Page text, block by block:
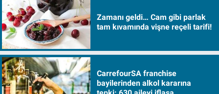
Zamanı geldi… Cam gibi parlak
tam kıvamında vişne reçeli tarifi!
CarrefourSA franchise
bayilerinden alkol kararına